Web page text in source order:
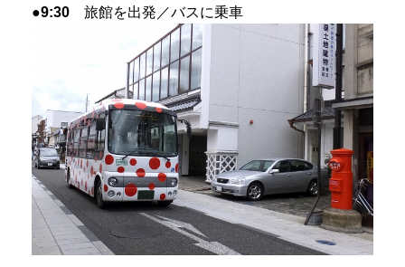
●9:30 旅館を出発／バスに乗車